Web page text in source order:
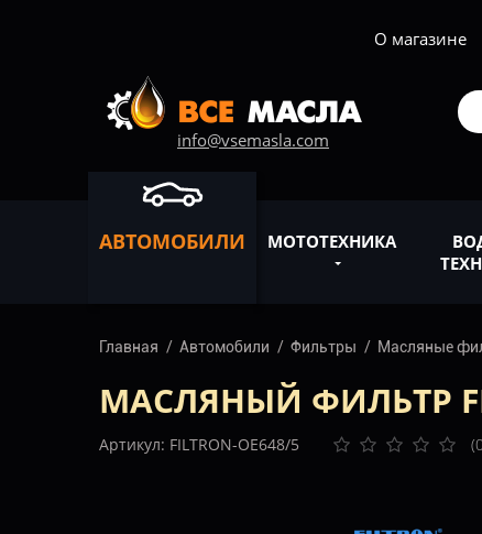
О магазине
info@vsemasla.com
АВТОМОБИЛИ МОТОТЕХНИКА
Главная Автомобили Фильтры Масляные
МАСЛЯНЫЙ ФИЛЬТР
Артикул: FILTRON-OE648/5